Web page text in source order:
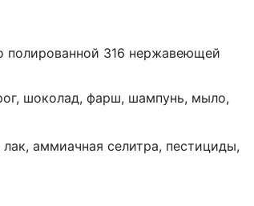
полированной 316 нержавеющей
шоколад, фарш, шампунь, мыло,
аммиачная селитра, пестициды,